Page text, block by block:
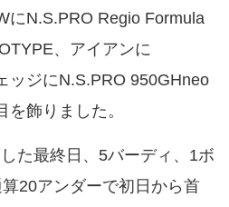
にN.S.PRO Regio Formula
、アイアンに
ッジにN.S.PRO 950GHneo
飾りました。
た最終日、5バーディ、1ボ
20アンダーで初日から首